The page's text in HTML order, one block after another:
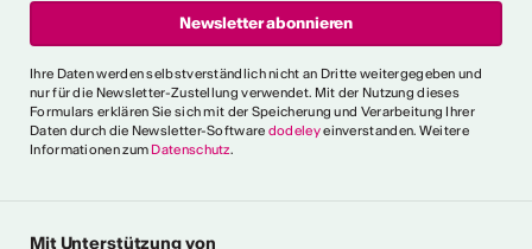
choreografische
urbaner Tanz
Espace Culture
Ihre Daten werden selbstverständlich nicht an Dritte weitergegeben und
nur für die Newsletter-Zustellung verwendet. Mit der Nutzung dieses
Formulars erklären Sie sich mit der Speicherung und Verarbeitung Ihrer
Daten durch die Newsletter-Software dodeleyeinverstanden. Weitere
Informationen zum Datenschutz.
Mit Unterstützung von